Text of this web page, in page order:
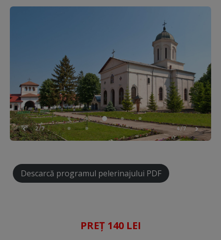
2/7 4/7
Descarcă programul pelerinajului PDF
PREȚ 140 LEI